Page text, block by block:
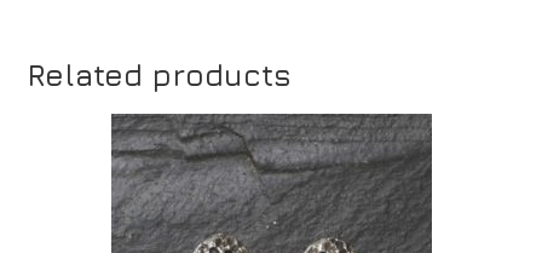
Related products